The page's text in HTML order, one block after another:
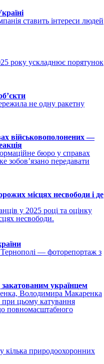
ставить інтереси людей
року ускладнює порятунок
не одну ракетну
військовополонених —
бюро у справах
зобов’язано передавати
місцях несвободи і де
у 2025 році та оцінку
несвободи.
— фоторепортаж з
українцем
Володимира Макаренка
цьому катування
повномасштабного
кілька природоохоронних